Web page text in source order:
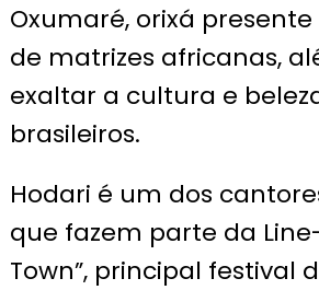
Oxumaré, orixá
de matrizes africanas,
exaltar a cultura e
brasileiros.
Hodari é um dos
que fazem parte da
Town”, principal festival